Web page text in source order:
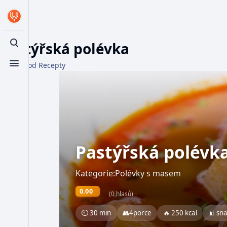
Toggle search
Toggle menu
Pastýřská polévka
Z WikiFood Recepty
Pastýřská
Kategorie:Polévky s masem
0.00 (0 hlasů)
⏲ 30 min 👥4porce 🔥 250 kcal 📊